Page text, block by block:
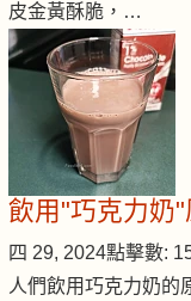
皮金黃酥脆，…
飲用"巧克力奶"
四 29, 2024點擊數:
人們飲用巧克力奶的